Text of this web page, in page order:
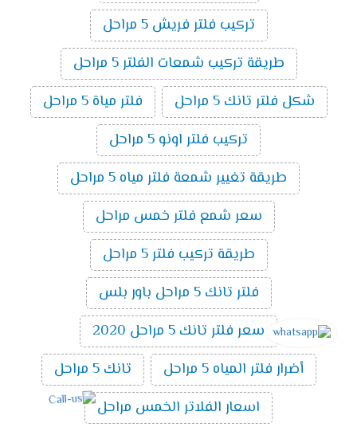
تركيب فلتر فريش 5 مراحل
طريقة تركيب شمعات الفلتر 5 مراحل
شكل فلتر تانك 5 مراحل
فلتر مياة 5 مراحل
تركيب فلتر اونو 5 مراحل
طريقة تغيير شمعة فلتر مياه 5 مراحل
سعر شمع فلتر خمس مراحل
طريقة تركيب فلتر 5 مراحل
فلتر تانك 5 مراحل باور بلس
سعر فلتر تانك 5 مراحل 2020
أضرار فلتر المياه 5 مراحل
تانك 5 مراحل
اسعار الفلاتر الخمس مراحل